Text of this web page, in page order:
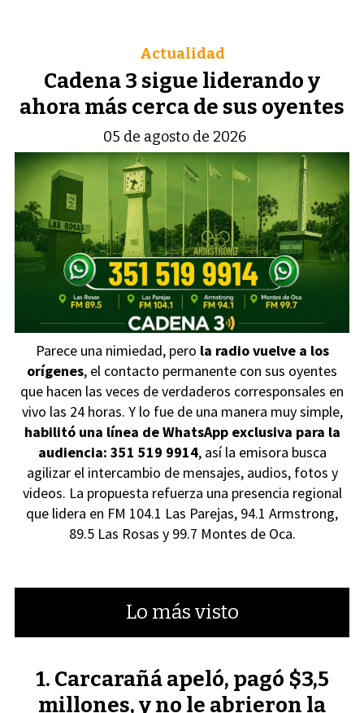
Cadena 3 sigue liderando y
ahora más cerca de sus oyentes
Actualidad
05 de agosto de 2026
Parece una nimiedad, pero la radio vuelve a los
orígenes, el contacto permanente con sus oyentes
que hacen las veces de verdaderos corresponsales en
vivo las 24 horas. Y lo fue de una manera muy simple,
habilitó una línea de WhatsApp exclusiva para la
audiencia: 351 519 9914, así la emisora busca
agilizar el intercambio de mensajes, audios, fotos y
videos. La propuesta refuerza una presencia regional
que lidera en FM 104.1 Las Parejas, 94.1 Armstrong,
89.5 Las Rosas y 99.7 Montes de Oca.
Lo más visto
Carcarañá apeló, pagó $3,5
millones, y no le abrieron la